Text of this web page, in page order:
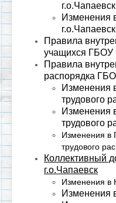
г.о.Чапаевск
г.о.Чапаевск
Правила
учащихся
Правила
распорядка
Изменения
трудового
Изменения
трудового
Изменения в
трудового
Коллективный
г.о.Чапаевск
Изменения в
Изменения